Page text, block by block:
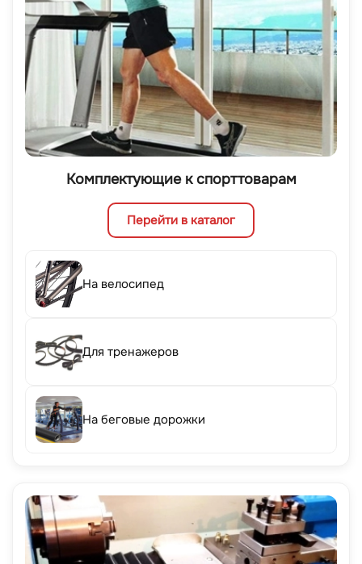
Комплектующие к спорттоварам
Перейти в каталог
На велосипед
Для тренажеров
На беговые дорожки